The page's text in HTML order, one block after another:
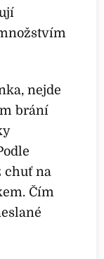
nejde
brání
chuť na
Čím